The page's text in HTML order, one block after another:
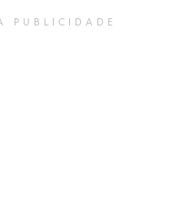
PUBLICIDADE